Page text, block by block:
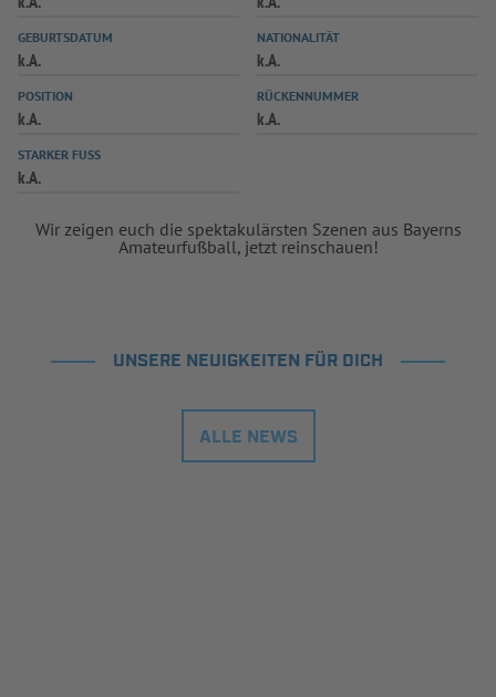
SPIELPLUS
GEBURTSDATUM
k.A.
NATIONALITÄT
k.A.
POSITION
k.A.
RÜCKENNUMMER
k.A.
STARKER FUSS
k.A.
Wir zeigen euch die spektakulärsten Szenen aus Bayerns
Amateurfußball, jetzt reinschauen!
UNSERE NEUIGKEITEN FÜR DICH
ALLE NEWS